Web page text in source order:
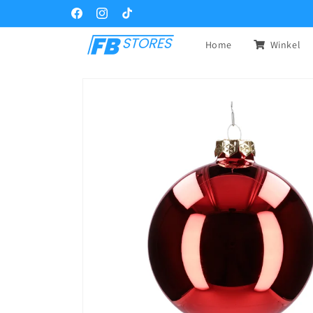
content
FacebookInstagram
TikTok
Home Winkel